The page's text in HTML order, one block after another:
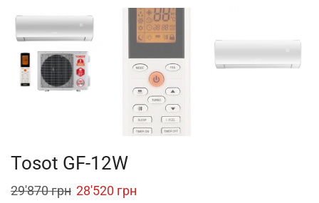
Tosot GF-12W
29'870грн Original
28'520 грн